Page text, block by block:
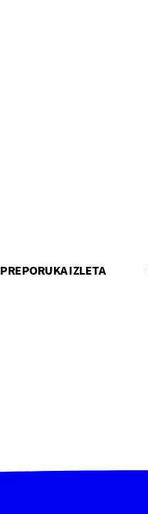
PREPORUKA IZLETA